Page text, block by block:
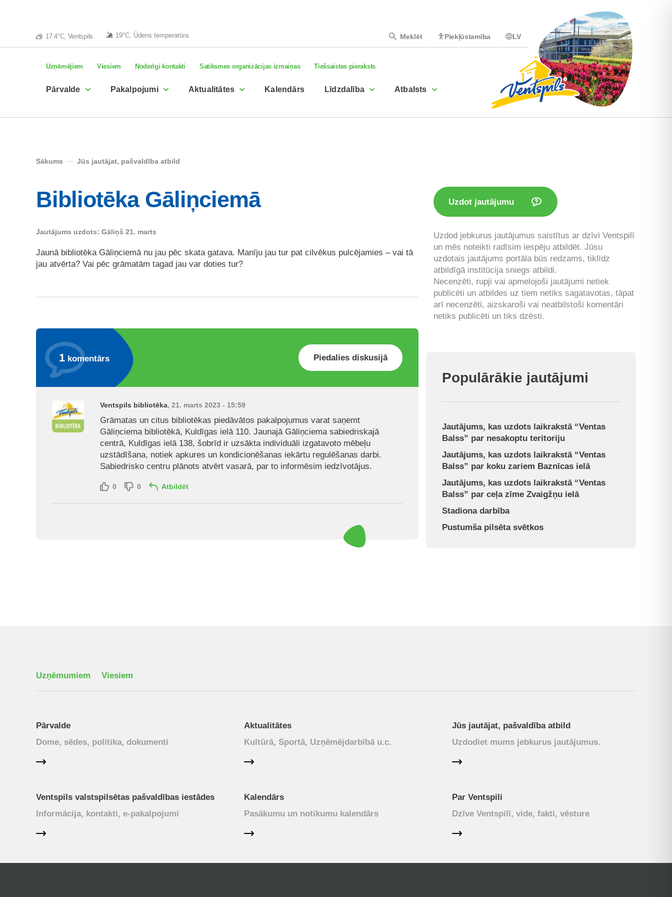
17.4°C, Ventspils 19°C, Ūdens temperatūra Meklēt Piekļūstamība LV
Uzņēmējiem Viesiem Noderīgi kontakti Satiksmes organizācijas izmaiņas Tiešsaistes pieraksts
Pārvalde Pakalpojumi Aktualitātes Kalendārs Līdzdalība Atbalsts
Sākums Jūs jautājat, pašvaldība atbild
Bibliotēka Gāliņciemā
Jautājums uzdots: Gāliņš 21. marts
Jaunā bibliotēka Gāliņciemā nu jau pēc skata gatava. Manīju jau tur pat cilvēkus pulcējamies – vai tā
jau atvērta? Vai pēc grāmatām tagad jau var doties tur?
1 komentārs Piedalies diskusijā
Ventspils bibliotēka, 21. marts 2023 - 15:59
Grāmatas un citus bibliotēkas piedāvātos pakalpojumus varat saņemt
Gāliņciema bibliotēkā, Kuldīgas ielā 110. Jaunajā Gāliņciema sabiedriskajā
centrā, Kuldīgas ielā 138, šobrīd ir uzsākta individuāli izgatavoto mēbeļu
uzstādīšana, notiek apkures un kondicionēšanas iekārtu regulēšanas darbi.
Sabiedrisko centru plānots atvērt vasarā, par to informēsim iedzīvotājus.
0 0 Atbildēt
Uzdot jautājumu
Uzdod jebkurus jautājumus saistītus ar dzīvi Ventspilī
un mēs noteikti radīsim iespēju atbildēt. Jūsu
uzdotais jautājums portāla būs redzams, tiklīdz
atbildīgā institūcija sniegs atbildi.
Necenzēti, rupji vai apmelojoši jautājumi netiek
publicēti un atbildes uz tiem netiks sagatavotas, tāpat
arī necenzēti, aizskaroši vai neatbilstoši komentāri
netiks publicēti un tiks dzēsti.
Populārākie jautājumi
Jautājums, kas uzdots laikrakstā “Ventas
Balss” par nesakoptu teritoriju
Jautājums, kas uzdots laikrakstā “Ventas
Balss” par koku zariem Baznīcas ielā
Jautājums, kas uzdots laikrakstā “Ventas
Balss” par ceļa zīme Zvaigžņu ielā
Stadiona darbība
Pustumša pilsēta svētkos
Uzņēmumiem Viesiem
Pārvalde
Dome, sēdes, politika, dokumenti
Aktualitātes
Kultūrā, Sportā, Uzņēmējdarbībā u.c.
Jūs jautājat, pašvaldība atbild
Uzdodiet mums jebkurus jautājumus.
Ventspils valstspilsētas pašvaldības iestādes
Informācija, kontakti, e-pakalpojumi
Kalendārs
Pasākumu un notikumu kalendārs
Par Ventspili
Dzīve Ventspilī, vide, fakti, vēsture